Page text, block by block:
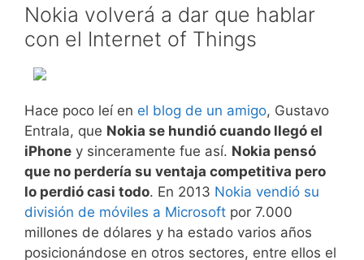
Nokia volverá a dar que hablar
con el Internet of Things
Hace poco leí en el blog de un amigo, Gustavo
Entrala, que Nokia se hundió cuando llegó el
iPhone y sinceramente fue así. Nokia pensó
que no perdería su ventaja competitiva pero
lo perdió casi todo. En 2013 Nokia vendió su
división de móviles a Microsoft por 7.000
millones de dólares y ha estado varios años
posicionándose en otros sectores, entre ellos el